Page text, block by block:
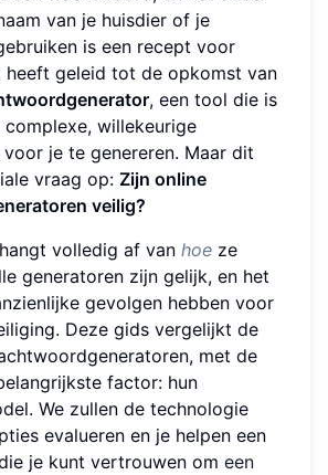
van je huisdier of je
is een recept voor
heeft geleid tot de opkomst van
, een tool die is
willekeurige
je te genereren. Maar dit
vraag op: Zijn online
veilig?
volledig af van hoe ze
generatoren zijn gelijk, en het
gevolgen hebben voor
Deze gids vergelijkt de
met de
factor: hun
We zullen de technologie
evalueren en je helpen een
je kunt vertrouwen om een